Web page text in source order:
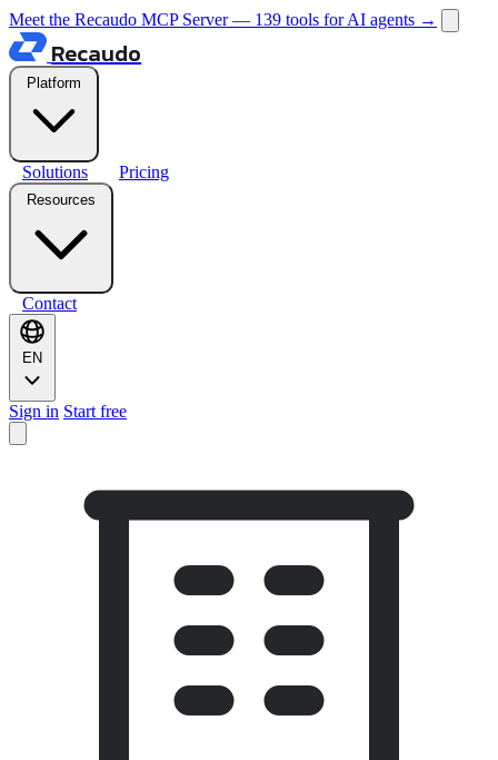
Meet the Recaudo MCP Server — 139 tools for AI agents →
Recaudo
Platform
Solutions Pricing
Resources
Contact
EN
Sign in Start free